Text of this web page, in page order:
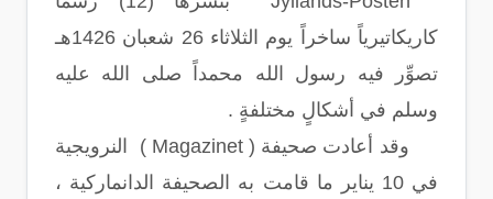
كاريكاتيرياً ساخراً يوم الثلاثاء 26 شعبان 1426هـ
تصوِّر فيه رسول الله محمداً صلى الله عليه
وسلم في أشكالٍ مختلفةٍ .
وقد أعادت صحيفة ( Magazinet ) النرويجية
في 10 يناير ما قامت به الصحيفة الدانماركية ،